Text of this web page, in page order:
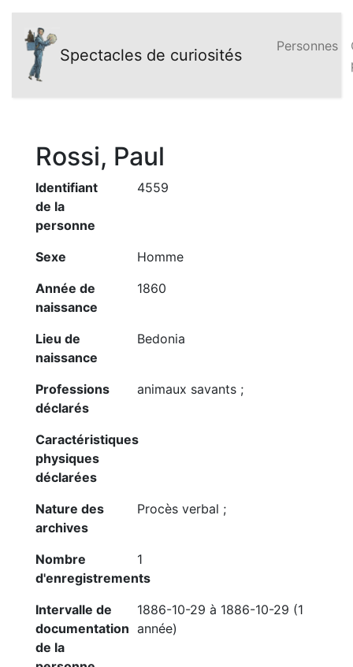
Spectacles de curiosités Personnes
Rossi, Paul
Identifiant
de la
personne
4559
Sexe
Homme
Année de
naissance
1860
Lieu de
naissance
Bedonia
Professions
déclarés
animaux savants ;
Caractéristiques
physiques
déclarées
Nature des
archives
Procès verbal ;
Nombre
d'enregistrements
1
Intervalle de
documentation
de la
1886-10-29 à 1886-10-29 (1
année)